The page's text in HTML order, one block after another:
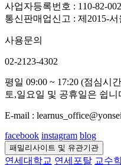
사업자등록번호 : 110-82-
통신판매업신고 : 제2015-
사용문의
02-2123-4302
평일 09:00 ~ 17:20 (점심시
토,일요일 및 공휴일은 쉽니
E-mail :
facebook instagram blog
패밀리사이트 및 유관기관
연세대학교 연세포탈 교수